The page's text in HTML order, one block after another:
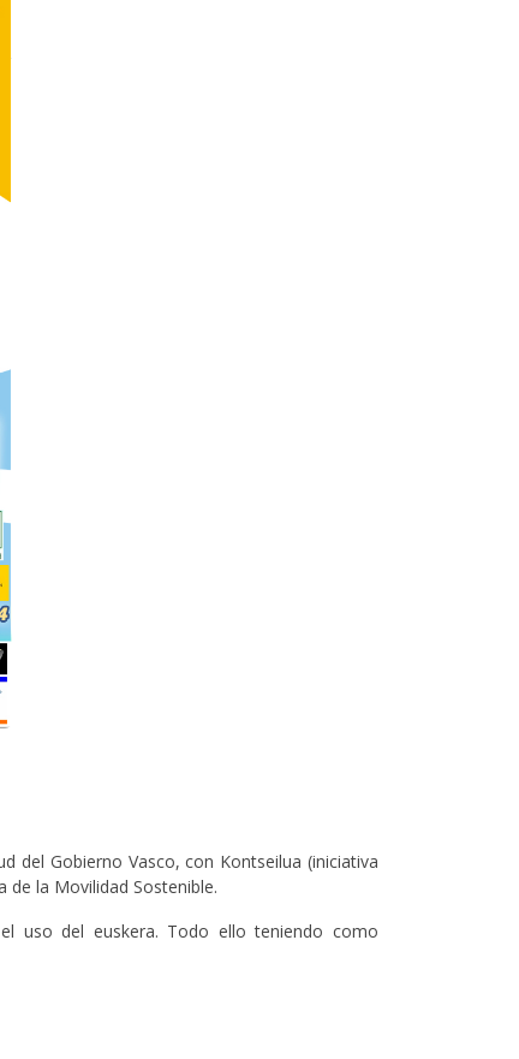
del Gobierno Vasco, con Kontseilua (iniciativa
de la Movilidad Sostenible.
uso del euskera. Todo ello teniendo como